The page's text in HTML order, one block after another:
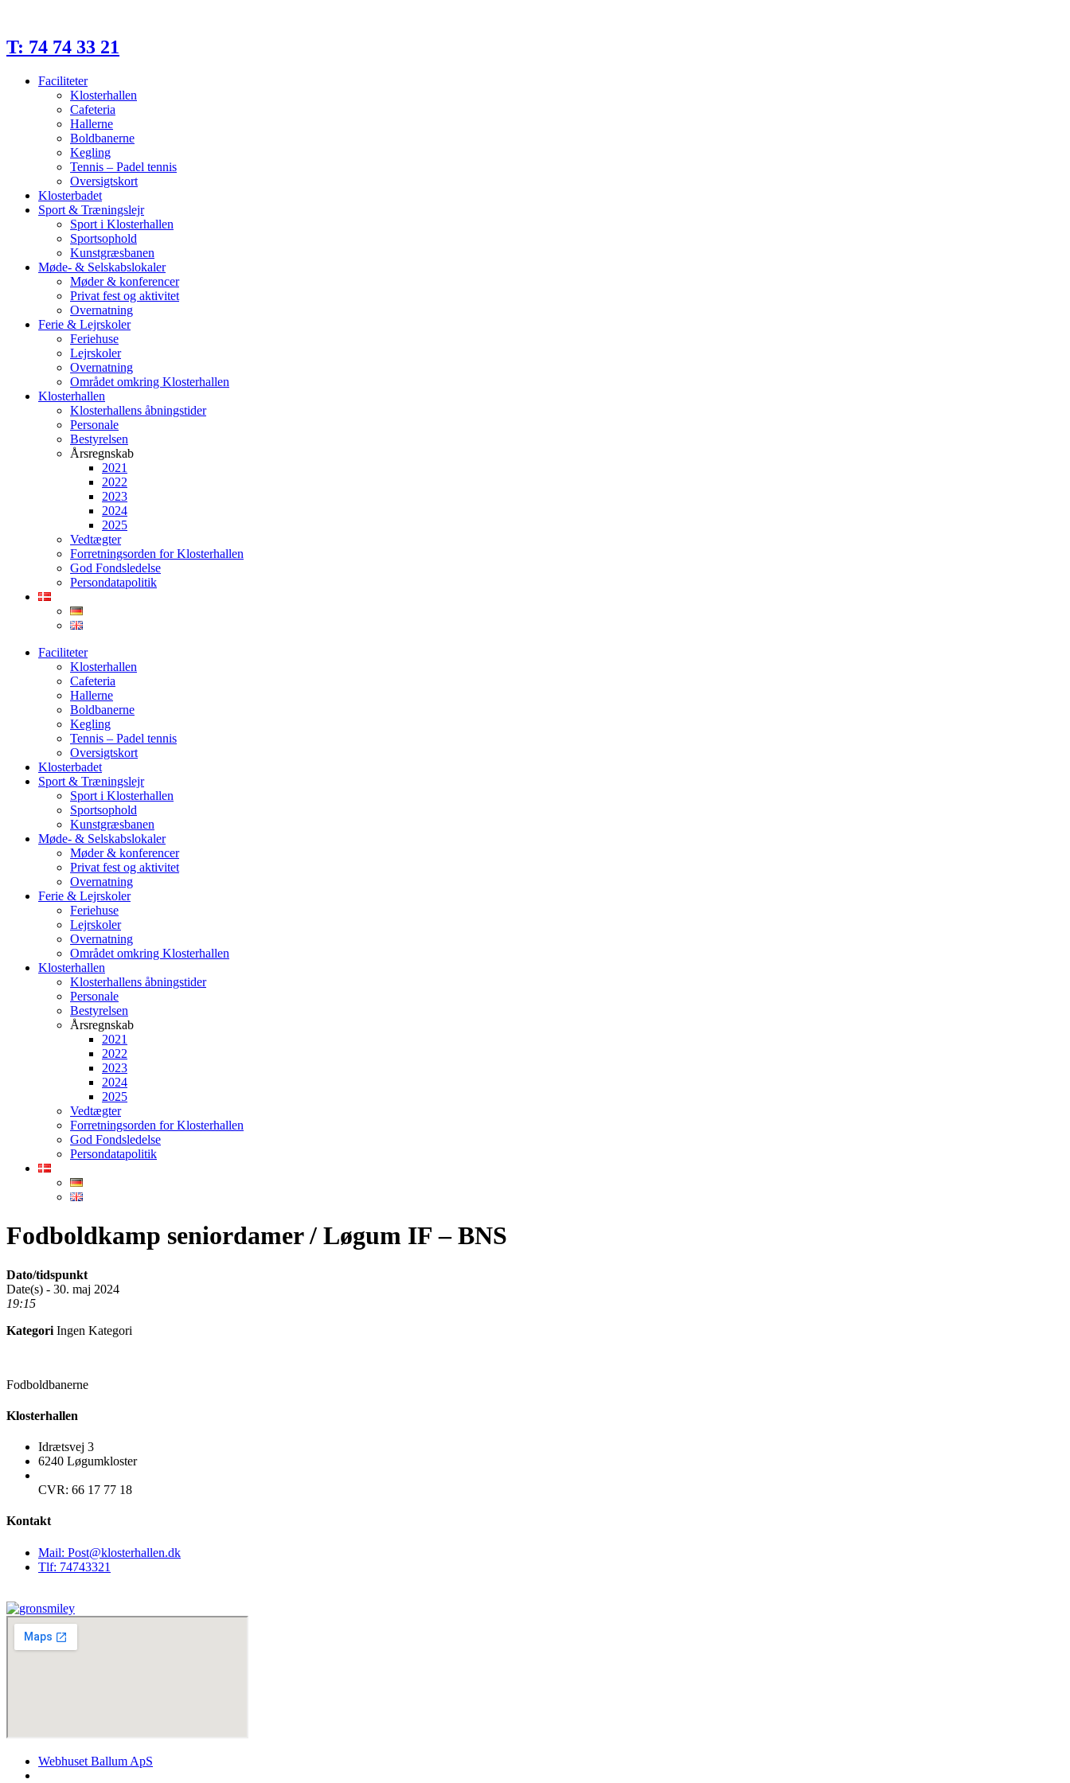
indhold
T: 74 74 33 21
Faciliteter
Klosterhallen
Cafeteria
Hallerne
Boldbanerne
Kegling
Tennis – Padel tennis
Oversigtskort
Klosterbadet
Sport & Træningslejr
Sport i Klosterhallen
Sportsophold
Kunstgræsbanen
Møde- & Selskabslokaler
Møder & konferencer
Privat fest og aktivitet
Overnatning
Ferie & Lejrskoler
Feriehuse
Lejrskoler
Overnatning
Området omkring Klosterhallen
Klosterhallen
Klosterhallens åbningstider
Personale
Bestyrelsen
Årsregnskab
2021
2022
2023
2024
2025
Vedtægter
Forretningsorden for Klosterhallen
God Fondsledelse
Persondatapolitik
Faciliteter
Klosterhallen
Cafeteria
Hallerne
Boldbanerne
Kegling
Tennis – Padel tennis
Oversigtskort
Klosterbadet
Sport & Træningslejr
Sport i Klosterhallen
Sportsophold
Kunstgræsbanen
Møde- & Selskabslokaler
Møder & konferencer
Privat fest og aktivitet
Overnatning
Ferie & Lejrskoler
Feriehuse
Lejrskoler
Overnatning
Området omkring Klosterhallen
Klosterhallen
Klosterhallens åbningstider
Personale
Bestyrelsen
Årsregnskab
2021
2022
2023
2024
2025
Vedtægter
Forretningsorden for Klosterhallen
God Fondsledelse
Persondatapolitik
Fodboldkamp seniordamer / Løgum IF – BNS
Dato/tidspunkt
Date(s) - 30. maj 2024
19:15
Kategori Ingen Kategori
Fodboldbanerne
Klosterhallen
Idrætsvej 3
6240 Løgumkloster
CVR: 66 17 77 18
Kontakt
Mail: Post@klosterhallen.dk
Tlf: 74743321
Webhuset Ballum ApS